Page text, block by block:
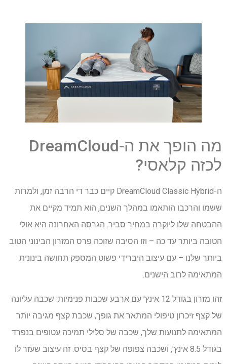
מה הופך את ה-DreamCloud
לכזה קלאסי?
ה-DreamCloud Classic Hybrid קיים כבר די הרבה זמן, ולמרות
ששמו והרכבו הותאמו במהלך השנים, הוא תמיד מקיים את
ההבטחה שלו ליוקרה במחיר סביר. הגרסה האחרונה היא אולי
הטובה ביותר עד כה – וזו הסיבה שזוכה פרס המזרון הבינוני הטוב
ביותר שלנו – עם עיצוב היברידי פשוט המספק תחושה בינונית
המתאימה לרוב הישנים.
זהו מזרון בגודל 12 אינץ' עם ארבע שכבות פנימיות: שכבה עליונה
של קצף זיכרון טיפולי המתאר את גופך, שכבת קצף מגיבה יותר
המתאימה לתנועות שלך, שכבה של סלילי תמיכה עטופים בנפרד
בגודל 8.5 אינץ', ושכבה צפופה של קצף בסיס. זה עיצוב שעזר לו